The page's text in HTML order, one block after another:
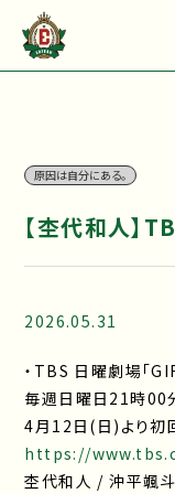
原因は自分にある。
【杢代和人】
2026.05.31
・TBS 日曜劇場「
毎週日曜日21時00
4月12日(日)より初
https://
杢代和人 / 沖平颯